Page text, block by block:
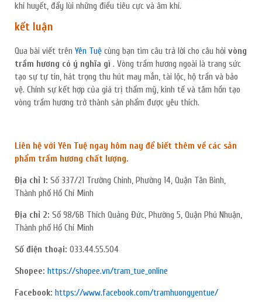
khí huyết, đẩy lùi những điều tiêu cực và âm khí.
kết luận
Qua bài viết trên Yên Tuệ cùng bạn tìm câu trả lời cho câu hỏi vòng
trầm hương có ý nghĩa gì . Vòng trầm hương ngoài là trang sức
tạo sự tự tin, hát trọng thu hút may mắn, tài lộc, hộ trần và bảo
vệ. Chính sự kết hợp của giá trị thẩm mỹ, kinh tế và tâm hồn tạo
vòng trầm hương trở thành sản phẩm được yêu thích.
Liên hệ với Yên Tuệ ngay hôm nay để biết thêm về các sản
phẩm trầm hương chất lượng.
Địa chỉ 1: Số 337/21 Trường Chinh, Phường 14, Quận Tân Bình,
Thành phố Hồ Chí Minh
Địa chỉ 2: Số 98/6B Thích Quảng Đức, Phường 5, Quận Phú Nhuận,
Thành phố Hồ Chí Minh
Số điện thoại: 033.44.55.504
Shopee: https://shopee.vn/tram_tue_online
Facebook: https://www.facebook.com/tramhuongyentue/